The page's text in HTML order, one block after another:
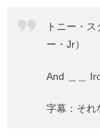
トニー・
ー・Jr）
And ＿＿
字幕：そ